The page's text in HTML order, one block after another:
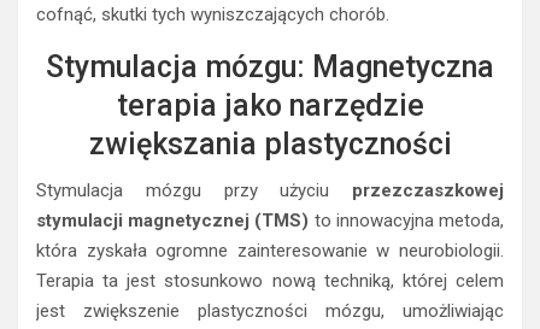
cofnąć, skutki tych wyniszczających chorób.
Stymulacja mózgu: Magnetyczna
terapia jako narzędzie
zwiększania plastyczności
Stymulacja mózgu przy użyciu przezczaszkowej
stymulacji magnetycznej (TMS) to innowacyjna metoda,
która zyskała ogromne zainteresowanie w neurobiologii.
Terapia ta jest stosunkowo nową techniką, której celem
jest zwiększenie plastyczności mózgu, umożliwiając